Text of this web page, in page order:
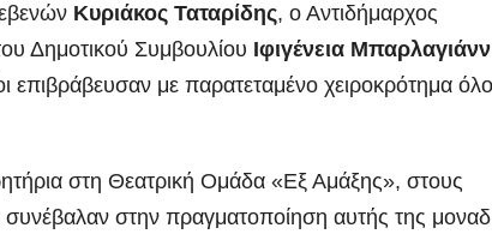
Κυριάκος Ταταρίδης, ο Αντιδήμαρχος
Δημοτικού Συμβουλίου Ιφιγένεια
επιβράβευσαν με παρατεταμένο χειροκρότημα
στη Θεατρική Ομάδα «Εξ Αμάξης», στους
συνέβαλαν στην πραγματοποίηση αυτής της